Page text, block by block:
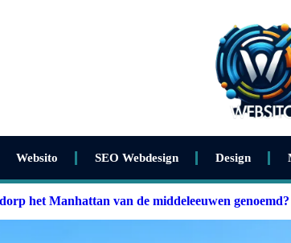
Websito SEO Webdesign Design
het Manhattan van de middeleeuwen genoemd?